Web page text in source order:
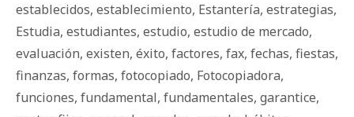
establecidos, establecimiento, Estantería, estrategias,
Estudia, estudiantes, estudio, estudio de mercado,
evaluación, existen, éxito, factores, fax, fechas, fiestas,
finanzas, formas, fotocopiado, Fotocopiadora,
funciones, fundamental, fundamentales, garantice,